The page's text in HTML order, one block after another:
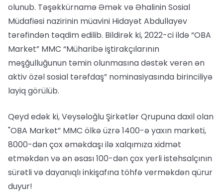
olunub. Təşəkkürnamə Əmək və Əhalinin Sosial
Müdafiəsi nazirinin müavini Hidayət Abdullayev
tərəfindən təqdim edilib. Bildirək ki, 2022-ci ildə “OBA
Market” MMC “Müharibə iştirakçılarının
məşğulluğunun təmin olunmasına dəstək verən ən
aktiv özəl sosial tərəfdaş” nominasiyasında birinciliyə
layiq görülüb.
Qeyd edək ki, Veysəloğlu Şirkətlər Qrupuna daxil olan
"OBA Market” MMC ölkə üzrə 1400-ə yaxın marketi,
8000-dən çox əməkdaşı ilə xalqımıza xidmət
etməkdən və ən əsası 100-dən çox yerli istehsalçının
sürətli və dayanıqlı inkişafına töhfə verməkdən qürur
duyur!